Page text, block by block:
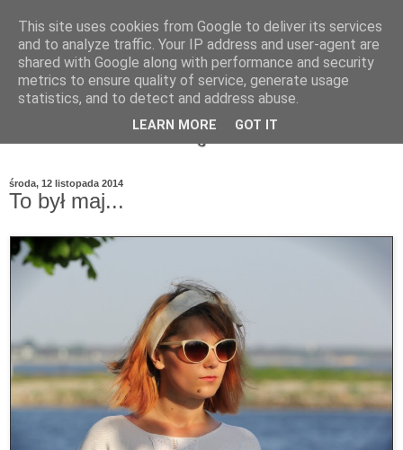
środa, 12 listopada 2014
To był maj...
This site uses cookies from Google to deliver its services
and to analyze traffic. Your IP address and user-agent are
shared with Google along with performance and security
metrics to ensure quality of service, generate usage
statistics, and to detect and address abuse.
LEARN MORE GOT IT